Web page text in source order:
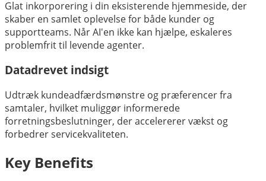
Glat inkorporering i din eksisterende hjemmeside, der
skaber en samlet oplevelse for både kunder og
supportteams. Når AI'en ikke kan hjælpe, eskaleres
problemfrit til levende agenter.
Datadrevet indsigt
Udtræk kundeadfærdsmønstre og præferencer fra
samtaler, hvilket muliggør informerede
forretningsbeslutninger, der accelererer vækst og
forbedrer servicekvaliteten.
Key Benefits